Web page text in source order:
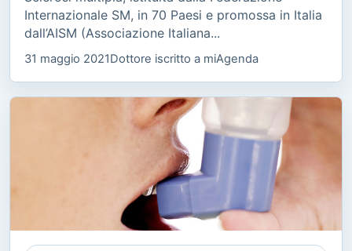
Internazionale SM, in 70 Paesi e promossa in Italia
dall’AISM (Associazione Italiana...
31 maggio 2021Dottore iscritto a miAgenda